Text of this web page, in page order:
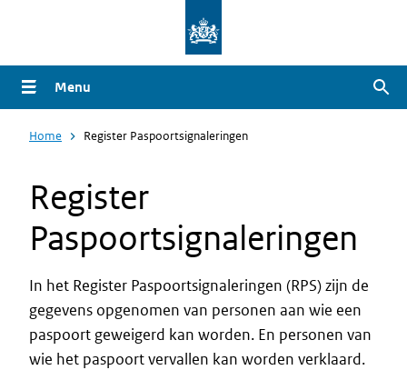
naar
de
gaan
Menu
Home Register Paspoortsignaleringen
Register
Paspoortsignaleringen
In het Register Paspoortsignaleringen (RPS) zijn de
gegevens opgenomen van personen aan wie een
paspoort geweigerd kan worden. En personen van
wie het paspoort vervallen kan worden verklaard.